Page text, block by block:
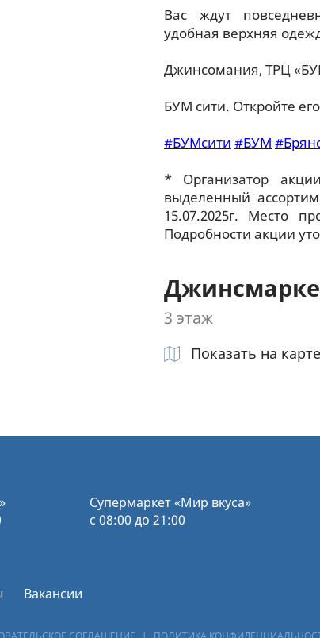
Вас ждут
удобная верхняя
Джинсомания, ТРЦ
БУМ сити. Откройте
#БУМсити #БУМ
* Организатор
выделенный
15.07.2025г. Место
Подробности акции
3 этаж
Показать на карте
Супермаркет «Мир вкуса»
с 08:00 до 21:00
Вакансии